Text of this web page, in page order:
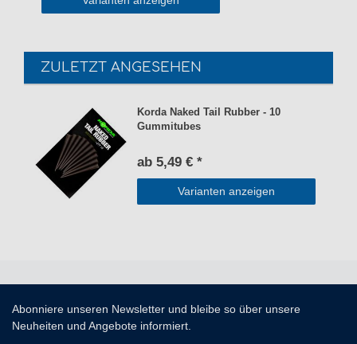
ZULETZT ANGESEHEN
Korda Naked Tail Rubber - 10
Gummitubes
ab 5,49 € *
Varianten anzeigen
Abonniere unseren Newsletter und bleibe so über unsere
Neuheiten und Angebote informiert.